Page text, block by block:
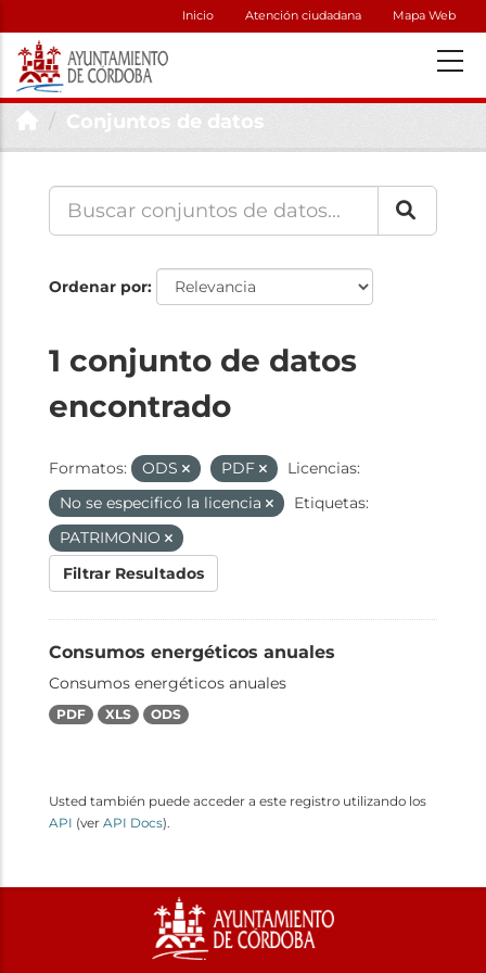
Inicio Atención ciudadana Mapa Web
Conjuntos de datos
Ordenar por
1 conjunto de datos
encontrado
Formatos: ODS PDF
Licencias:
No se especificó la licencia
Etiquetas:
PATRIMONIO
Filtrar Resultados
Consumos energéticos anuales
Consumos energéticos anuales
PDF XLS ODS
Usted también puede acceder a este registro utilizando los
API (ver API Docs).